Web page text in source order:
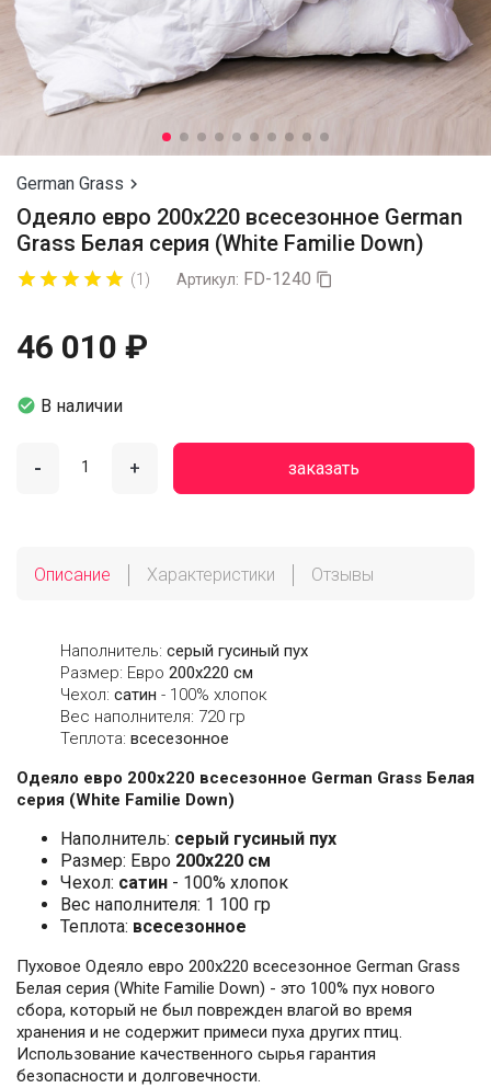
German Grass 
Одеяло евро 200х220 всесезонное German
Grass Белая серия (White Familie Down)

 (1) Артикул: FD-1240 
46 010 ₽
 В наличии
- + заказать
Описание Характеристики Отзывы
Наполнитель: серый гусиный пух
Размер: Евро 200х220 см
Чехол: сатин - 100% хлопок
Вес наполнителя: 720 гр
Теплота: всесезонное
Одеяло евро 200х220 всесезонное German Grass Белая
серия (White Familie Down)
Наполнитель: серый гусиный пух
Размер: Евро 200х220 см
Чехол: сатин - 100% хлопок
Вес наполнителя: 1 100 гр
Теплота: всесезонное
Пуховое Одеяло евро 200х220 всесезонное German Grass
Белая серия (White Familie Down) - это 100% пух нового
сбора, который не был поврежден влагой во время
хранения и не содержит примеси пуха других птиц.
Использование качественного сырья гарантия
безопасности и долговечности.